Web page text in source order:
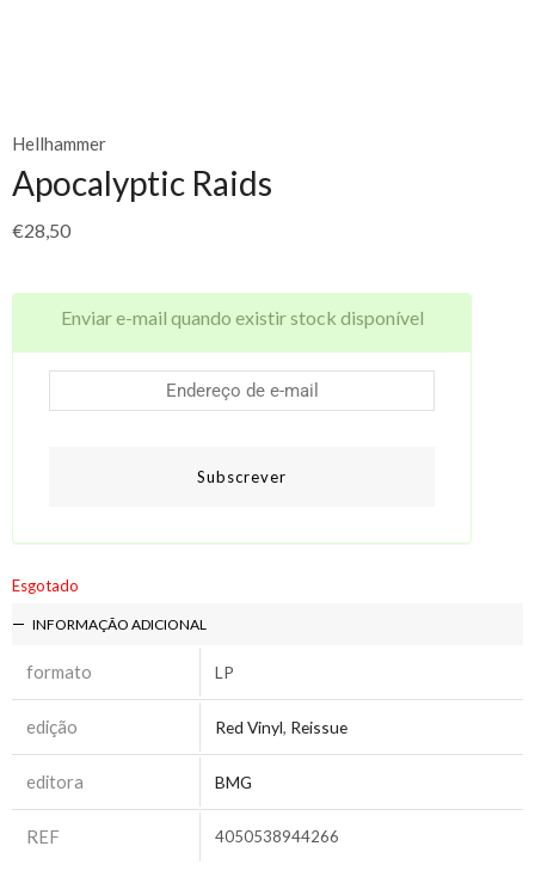
Hellhammer
Apocalyptic Raids
€28,50
Enviar e-mail quando existir stock disponível
Subscrever
Esgotado
INFORMAÇÃO ADICIONAL
formato LP
edição Red Vinyl, Reissue
editora BMG
REF 4050538944266